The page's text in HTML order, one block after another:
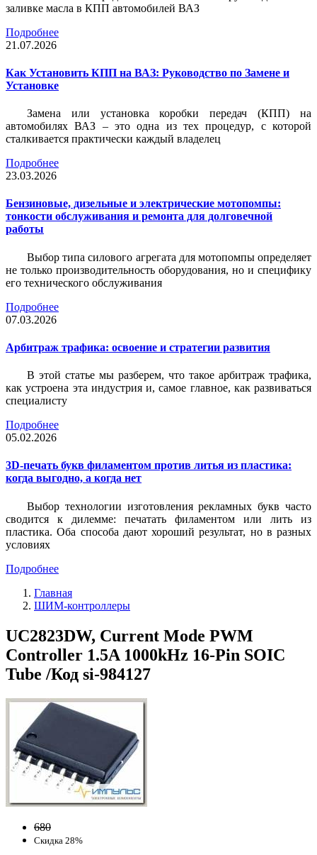
заливке масла в КПП автомобилей ВАЗ
Подробнее
21.07.2026
Как Установить КПП на ВАЗ: Руководство по Замене и
Установке
Замена или установка коробки передач (КПП) на
автомобилях ВАЗ – это одна из тех процедур, с которой
сталкивается практически каждый владелец
Подробнее
23.03.2026
Бензиновые, дизельные и электрические мотопомпы:
тонкости обслуживания и ремонта для долговечной
работы
Выбор типа силового агрегата для мотопомпы определяет
не только производительность оборудования, но и специфику
его технического обслуживания
Подробнее
07.03.2026
Арбитраж трафика: освоение и стратегии развития
В этой статье мы разберем, что такое арбитраж трафика,
как устроена эта индустрия и, самое главное, как развиваться
специалисту
Подробнее
05.02.2026
3D-печать букв филаментом против литья из пластика:
когда выгодно, а когда нет
Выбор технологии изготовления рекламных букв часто
сводится к дилемме: печатать филаментом или лить из
пластика. Оба способа дают хороший результат, но в разных
условиях
Подробнее
Главная
ШИМ-контроллеры
UC2823DW, Current Mode PWM
Controller 1.5A 1000kHz 16-Pin SOIC
Tube /Код si-984127
680
Скидка 28%